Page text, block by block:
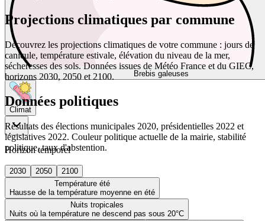
Brebis galeuses
Climat
Horizon temporel
2030 2050
2100
Température été
Hausse de la température moyenne en été
Nuits tropicales
Nuits où la température ne descend pas sous 20°C
Projections climatiques par commune
Découvrez les projections climatiques de votre commune : jours de
canicule, température estivale, élévation du niveau de la mer,
sécheresses des sols. Données issues de Météo France et du GIEC,
horizons 2030, 2050 et 2100.
Données politiques
Résultats des élections municipales 2020, présidentielles 2022 et
législatives 2022. Couleur politique actuelle de la mairie, stabilité
politique, taux d'abstention.